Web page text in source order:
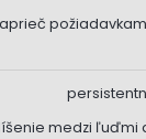
medzi ľuďmi